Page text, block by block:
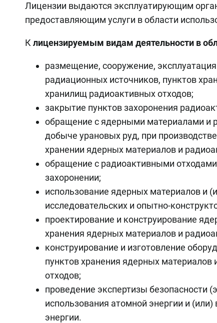
Лицензии выдаются эксплуатирующим
предоставляющим услуги в области
К лицензируемым видам деятельности в
размещение, сооружение,
радиационных источников, пунктов
хранилищ радиоактивных отходов;
закрытие пунктов захоронения
обращение с ядерными материалами и
добыче урановых руд, при
хранении ядерных материалов и
обращение с радиоактивными отходами
захоронении;
использование ядерных материалов и
исследовательских и опытно-
проектирование и конструирование
хранения ядерных материалов и
конструирование и изготовление
пунктов хранения ядерных
отходов;
проведение экспертизы безопасности
использования атомной энергии и
энергии.